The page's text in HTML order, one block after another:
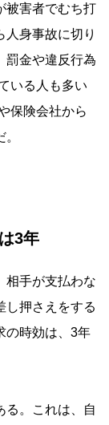
被害者でむち打
人身事故に切り
罰金や違反行為
いる人も多い
保険会社から
3年
相手が支払わな
し押さえをする
の時効は、3年
る。これは、自